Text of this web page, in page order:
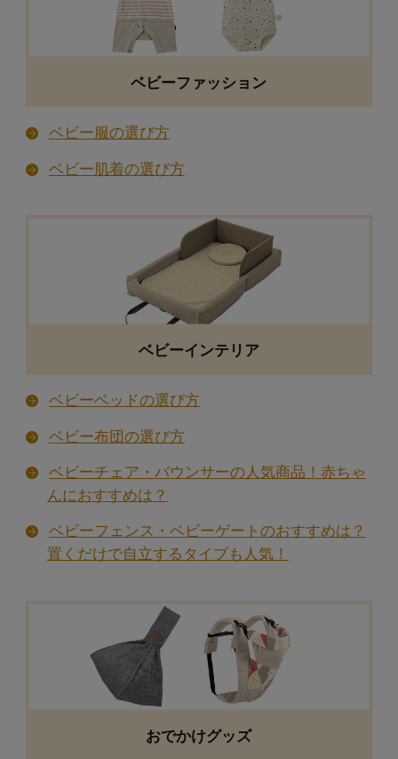
マタニティファッション
マタニティウェアの選び方
マタニティワンピース・チュニックの選び方
マタニティインナーの選び方
マタニティブラジャー・ハーフトップの選び方
妊婦帯（腹帯・マタニティガードル）の選び方
マタニティショーツの選び方
マタニティストッキング・靴下・レギンス・腹
巻の選び方
マタニティパジャマの選び方
ベビーファッション
ベビー服の選び方
ベビー肌着の選び方
ベビーインテリア
ベビーベッドの選び方
ベビー布団の選び方
ベビーチェア・バウンサーの人気商品！赤ちゃ
んにおすすめは？
ベビーフェンス・ベビーゲートのおすすめは？
置くだけで自立するタイプも人気！
おでかけグッズ